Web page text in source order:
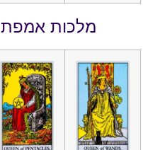
מלכות